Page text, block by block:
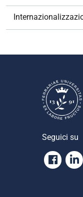
n
Seguici su